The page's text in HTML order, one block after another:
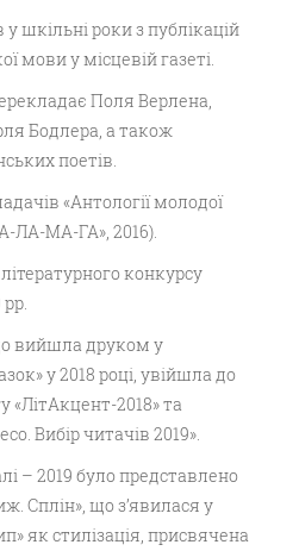
шкільні роки з публікацій
мови у місцевій газеті.
Поля Верлена,
Бодлера, а також
поетів.
«Антології молодої
ЛА-МА-ГА», 2016).
конкурсу
вийшла друком у
у 2018 році, увійшла до
«ЛітАкцент-2018» та
Вибір читачів 2019».
– 2019 було представлено
Сплін», що з’явилася у
як стилізація, присвячена